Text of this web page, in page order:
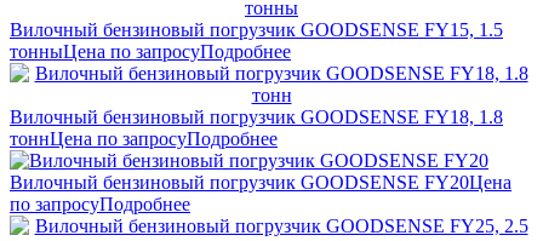
Вилочный бензиновый погрузчик GOODSENSE FY15, 1.5
тонныЦена по запросуПодробнее
Вилочный бензиновый погрузчик GOODSENSE FY18, 1.8
тоннЦена по запросуПодробнее
Вилочный бензиновый погрузчик GOODSENSE FY20Цена
по запросуПодробнее